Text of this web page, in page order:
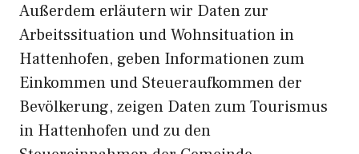
Außerdem erläutern wir Daten zur
Arbeitssituation und Wohnsituation in
Hattenhofen, geben Informationen zum
Einkommen und Steueraufkommen der
Bevölkerung, zeigen Daten zum Tourismus
in Hattenhofen und zu den